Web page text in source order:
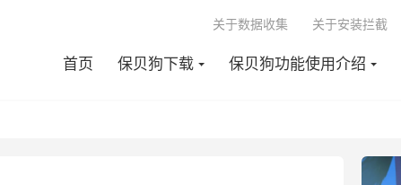
首页 保贝狗下载 保贝狗功能使用介绍
关于数据收集 关于安装拦截